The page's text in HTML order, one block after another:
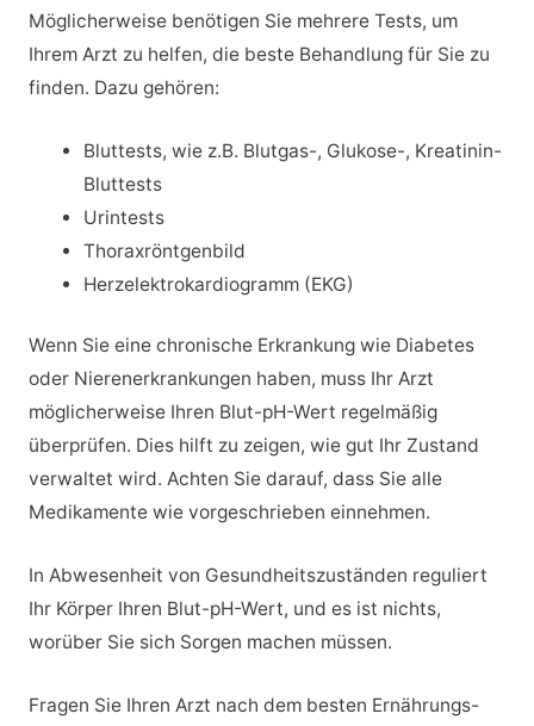
Möglicherweise benötigen Sie mehrere Tests, um
Ihrem Arzt zu helfen, die beste Behandlung für Sie zu
finden. Dazu gehören:
Bluttests, wie z.B. Blutgas-, Glukose-, Kreatinin-
Bluttests
Urintests
Thoraxröntgenbild
Herzelektrokardiogramm (EKG)
Wenn Sie eine chronische Erkrankung wie Diabetes
oder Nierenerkrankungen haben, muss Ihr Arzt
möglicherweise Ihren Blut-pH-Wert regelmäßig
überprüfen. Dies hilft zu zeigen, wie gut Ihr Zustand
verwaltet wird. Achten Sie darauf, dass Sie alle
Medikamente wie vorgeschrieben einnehmen.
In Abwesenheit von Gesundheitszuständen reguliert
Ihr Körper Ihren Blut-pH-Wert, und es ist nichts,
worüber Sie sich Sorgen machen müssen.
Fragen Sie Ihren Arzt nach dem besten Ernährungs-